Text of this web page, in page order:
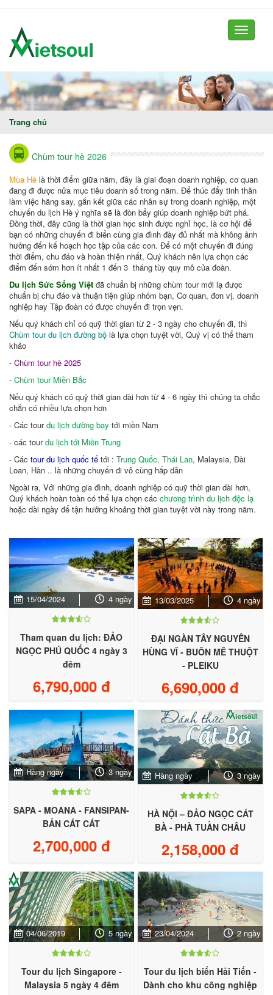
Toggle
Trang chủ
Chùm tour hè 2026
Mùa Hè là thời điểm giữa năm, đây là giai đoạn doanh nghiệp, cơ quan
đang đi được nửa mục tiêu doanh số trong năm. Để thúc đẩy tinh thần
làm việc hăng say, gắn kết giữa các nhân sự trong doanh nghiệp, một
chuyến du lịch Hè ý nghĩa sẽ là đòn bẩy giúp doanh nghiệp bứt phá.
Đồng thời, đây cũng là thời gian học sinh được nghỉ học, là cơ hội để
bạn có những chuyến đi biển cùng gia đình đày đủ nhất mà không ảnh
hưởng đến kế hoạch học tập của các con. Để có một chuyến đi đúng
thời điểm, chu đáo và hoàn thiện nhất, Quý khách nên lựa chọn các
điểm đến sớm hơn ít nhất 1 đến 3 tháng tùy quy mô của đoàn.
Du lịch Sức Sống Việt đã chuẩn bị những chùm tour mới lạ được
chuẩn bị chu đáo và thuận tiện giúp nhóm bạn, Cơ quan, đơn vị, doanh
nghiệp hay Tập đoàn có được chuyến đi trọn vẹn.
Nếu quý khách chỉ có quỹ thời gian từ 2 - 3 ngày cho chuyến đi, thì
Chùm tour du lịch đường bộ là lựa chọn tuyệt vời, Quý vị có thể tham
khảo
- Chùm tour hè 2025
- Chùm tour Miền Bắc
Nếu quý khách có quỹ thời gian dài hơn từ 4 - 6 ngày thì chúng ta chắc
chắn có nhiều lựa chọn hơn
- Các tourdu lịch đường bay tới miền Nam
- các tourdu lịch tới Miền Trung
- Các tour du lịch quốc tế tới : Trung Quốc, Thái Lan, Malaysia, Đài
Loan, Hàn .. là những chuyến đi vô cùng hấp dẫn
Ngoài ra, Với những gia đình, doanh nghiệp có quỹ thời gian dài hơn,
Quý khách hoàn toàn có thể lựa chọn các chương trình du lịch độc lạ
hoặc dài ngày để tận hưởng khoảng thời gian tuyệt vời này trong năm.
15/04/2024 4 ngày
Tham quan du lịch: ĐẢO
NGỌC PHÚ QUỐC 4 ngày 3
đêm
6,790,000 đ
13/03/2025 4 ngày
ĐẠI NGÀN TÂY NGUYÊN
HÙNG VĨ - BUÔN MÊ THUỘT
- PLEIKU
6,690,000 đ
Hàng ngày 3 ngày
SAPA - MOANA - FANSIPAN-
BẢN CÁT CÁT
2,700,000 đ
Hàng ngày 3 ngày
HÀ NỘI – ĐẢO NGỌC CÁT
BÀ - PHÀ TUẦN CHÂU
2,158,000 đ
04/06/2019 5 ngày
Tour du lịch Singapore -
Malaysia 5 ngày 4 đêm
23/04/2024 2 ngày
Tour du lịch biển Hải Tiến -
Dành cho khu công nghiệp